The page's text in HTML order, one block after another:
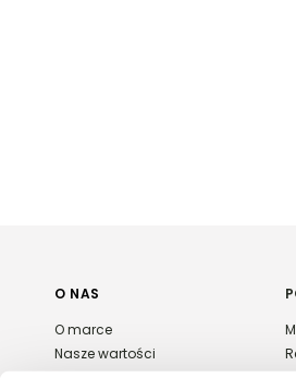
O NAS
O marce
Nasze wartości